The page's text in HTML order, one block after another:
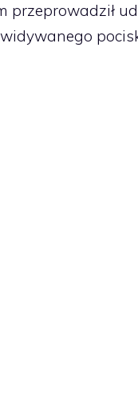
przeprowadził